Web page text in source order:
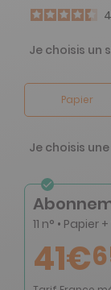
Je choisis un
Papier
Je choisis
41€